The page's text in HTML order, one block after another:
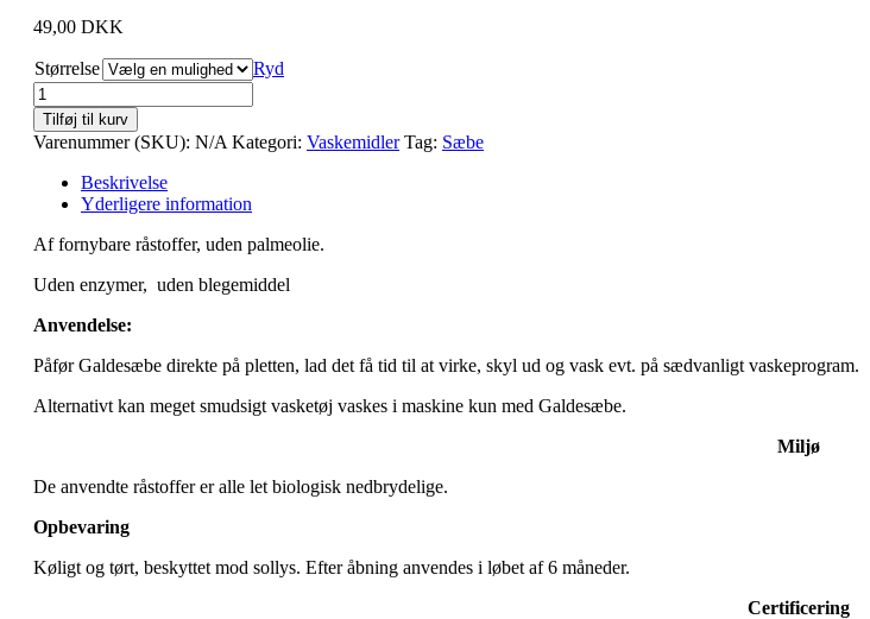
49,00 DKK
Størrelse
Ryd
Galdesæbe
antal
Tilføj til kurv
Varenummer (SKU): N/A Kategori: Vaskemidler Tag: Sæbe
Beskrivelse
Yderligere information
Af fornybare råstoffer, uden palmeolie.
Uden enzymer, uden blegemiddel
Anvendelse:
Påfør Galdesæbe direkte på pletten, lad det få tid til at virke, skyl ud og vask evt. på sædvanligt vaskeprogram.
Alternativt kan meget smudsigt vasketøj vaskes i maskine kun med Galdesæbe.
Miljø
De anvendte råstoffer er alle let biologisk nedbrydelige.
Opbevaring
Køligt og tørt, beskyttet mod sollys. Efter åbning anvendes i løbet af 6 måneder.
Certificering